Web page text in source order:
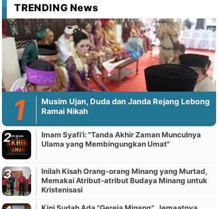
TRENDING News
Musim Ujan, Duda dan Janda Rejang Lebong
Ramai Nikah
Imam Syafi'i: "Tanda Akhir Zaman Munculnya
Ulama yang Membingungkan Umat"
Inilah Kisah Orang-orang Minang yang Murtad,
Memakai Atribut-atribut Budaya Minang untuk
Kristenisasi